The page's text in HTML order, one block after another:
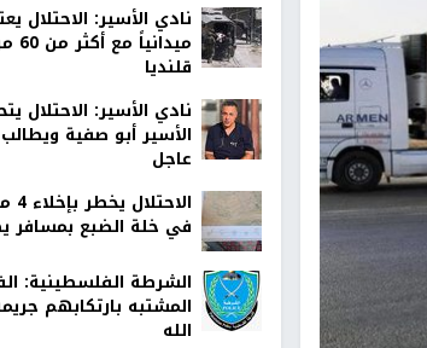
نادي الأسير: الاحتلال
قلنديا
نادي الأسير: الاحتلال
الأسير أبو صفية
عاجل
في خلة الضبع بمسافر
الشرطة الفلسطينية:
المشتبه بارتكابهم
الله